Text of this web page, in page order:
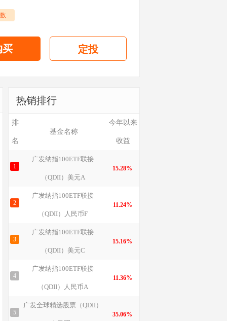
买 定投
热销排行
排
名
基金名称
今年以来
收益
1
广发纳指100ETF联接
（QDII）美元A
15.28%
2
广发纳指100ETF联接
（QDII）人民币F
11.24%
3
广发纳指100ETF联接
（QDII）美元C
15.16%
4
广发纳指100ETF联接
（QDII）人民币A
11.36%
5
广发全球精选股票（QDII）
35.06%